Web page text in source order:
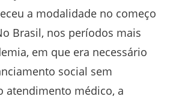
a modalidade no começo
Brasil, nos períodos mais
em que era necessário
social sem
atendimento médico, a